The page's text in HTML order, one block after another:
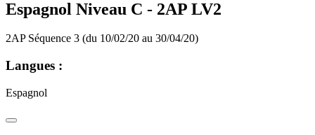
Espagnol Niveau C - 2AP LV2
2AP Séquence 3 (du 10/02/20 au 30/04/20)
Langues :
Espagnol